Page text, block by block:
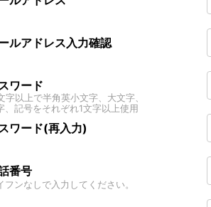
ルアドレス入力確認
ワード
字以上で半角英小文字、大文字、
、記号をそれぞれ1文字以上使用
ワード(再入力)
番号
フンなしで入力してください。